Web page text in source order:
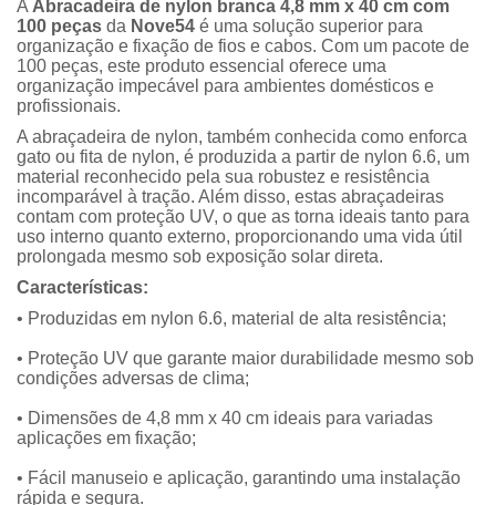
A Abracadeira de nylon branca 4,8 mm x 40 cm com
100 peças da Nove54 é uma solução superior para
organização e fixação de fios e cabos. Com um pacote de
100 peças, este produto essencial oferece uma
organização impecável para ambientes domésticos e
profissionais.
A abraçadeira de nylon, também conhecida como enforca
gato ou fita de nylon, é produzida a partir de nylon 6.6, um
material reconhecido pela sua robustez e resistência
incomparável à tração. Além disso, estas abraçadeiras
contam com proteção UV, o que as torna ideais tanto para
uso interno quanto externo, proporcionando uma vida útil
prolongada mesmo sob exposição solar direta.
Características:
• Produzidas em nylon 6.6, material de alta resistência;
• Proteção UV que garante maior durabilidade mesmo sob
condições adversas de clima;
• Dimensões de 4,8 mm x 40 cm ideais para variadas
aplicações em fixação;
• Fácil manuseio e aplicação, garantindo uma instalação
rápida e segura.